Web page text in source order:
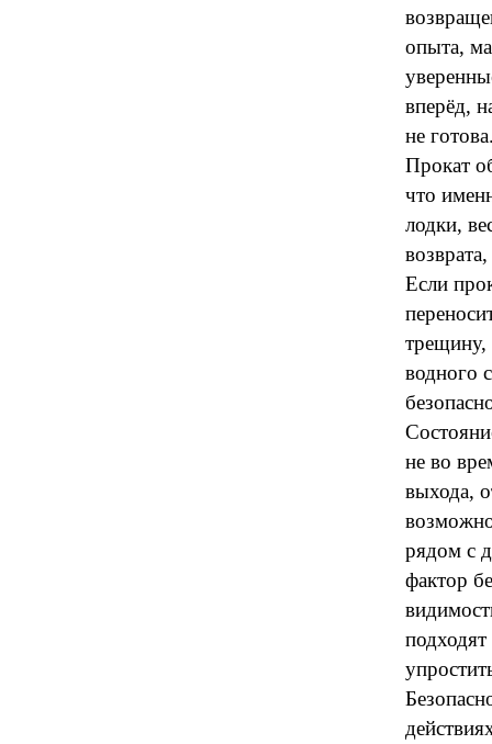
опыта,
вперёд,
не
Прокат
что
лодки,
Если
трещину,
водного
не во
выхода,
рядом с
фактор